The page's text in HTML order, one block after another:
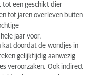
tot een geschikt dier
tot jaren overleven buiten
jaar voor.
kat doordat de wondjes in
gelijktijdig aanwezig
veroorzaken. Ook indirect